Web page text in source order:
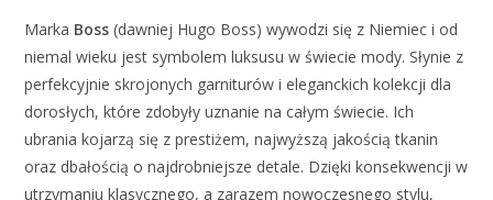
Marka Boss (dawniej Hugo Boss) wywodzi się z Niemiec i od
niemal wieku jest symbolem luksusu w świecie mody. Słynie z
perfekcyjnie skrojonych garniturów i eleganckich kolekcji dla
dorosłych, które zdobyły uznanie na całym świecie. Ich
ubrania kojarzą się z prestiżem, najwyższą jakością tkanin
oraz dbałością o najdrobniejsze detale. Dzięki konsekwencji w
utrzymaniu klasycznego, a zarazem nowoczesnego stylu,